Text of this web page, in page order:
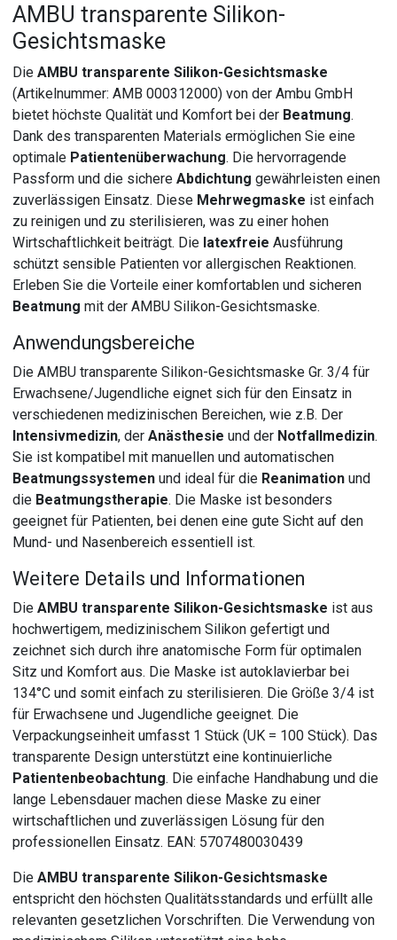
AMBU transparente Silikon-
Gesichtsmaske
DieAMBU transparente Silikon-Gesichtsmaske
(Artikelnummer: AMB 000312000) von der Ambu GmbH
bietet höchste Qualität und Komfort bei der Beatmung.
Dank des transparenten Materials ermöglichen Sie eine
optimale Patientenüberwachung. Die hervorragende
Passform und die sichereAbdichtung gewährleisten einen
zuverlässigen Einsatz. Diese Mehrwegmaske ist einfach
zu reinigen und zu sterilisieren, was zu einer hohen
Wirtschaftlichkeit beiträgt. Die latexfreie Ausführung
schützt sensible Patienten vor allergischen Reaktionen.
Erleben Sie die Vorteile einer komfortablen und sicheren
Beatmung mit der AMBU Silikon-Gesichtsmaske.
Anwendungsbereiche
Die AMBU transparente Silikon-Gesichtsmaske Gr. 3/4 für
Erwachsene/Jugendliche eignet sich für den Einsatz in
verschiedenen medizinischen Bereichen, wie z.B. Der
Intensivmedizin, derAnästhesie und der Notfallmedizin.
Sie ist kompatibel mit manuellen und automatischen
Beatmungssystemen und ideal für die Reanimation und
die Beatmungstherapie. Die Maske ist besonders
geeignet für Patienten, bei denen eine gute Sicht auf den
Mund- und Nasenbereich essentiell ist.
Weitere Details und Informationen
DieAMBU transparente Silikon-Gesichtsmaske ist aus
hochwertigem, medizinischem Silikon gefertigt und
zeichnet sich durch ihre anatomische Form für optimalen
Sitz und Komfort aus. Die Maske ist autoklavierbar bei
134°C und somit einfach zu sterilisieren. Die Größe 3/4 ist
für Erwachsene und Jugendliche geeignet. Die
Verpackungseinheit umfasst 1 Stück (UK = 100 Stück). Das
transparente Design unterstützt eine kontinuierliche
Patientenbeobachtung. Die einfache Handhabung und die
lange Lebensdauer machen diese Maske zu einer
wirtschaftlichen und zuverlässigen Lösung für den
professionellen Einsatz. EAN: 5707480030439
DieAMBU transparente Silikon-Gesichtsmaske
entspricht den höchsten Qualitätsstandards und erfüllt alle
relevanten gesetzlichen Vorschriften. Die Verwendung von